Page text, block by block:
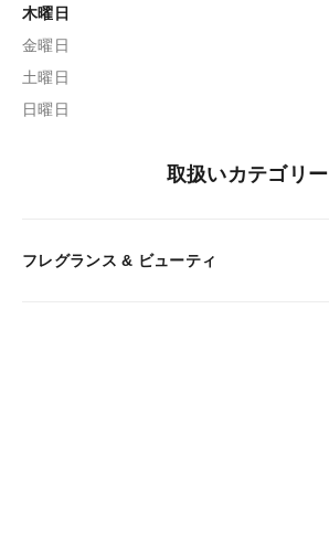
木曜日
金曜日
土曜日
日曜日
取扱いカテゴリー
フレグランス & ビューティ